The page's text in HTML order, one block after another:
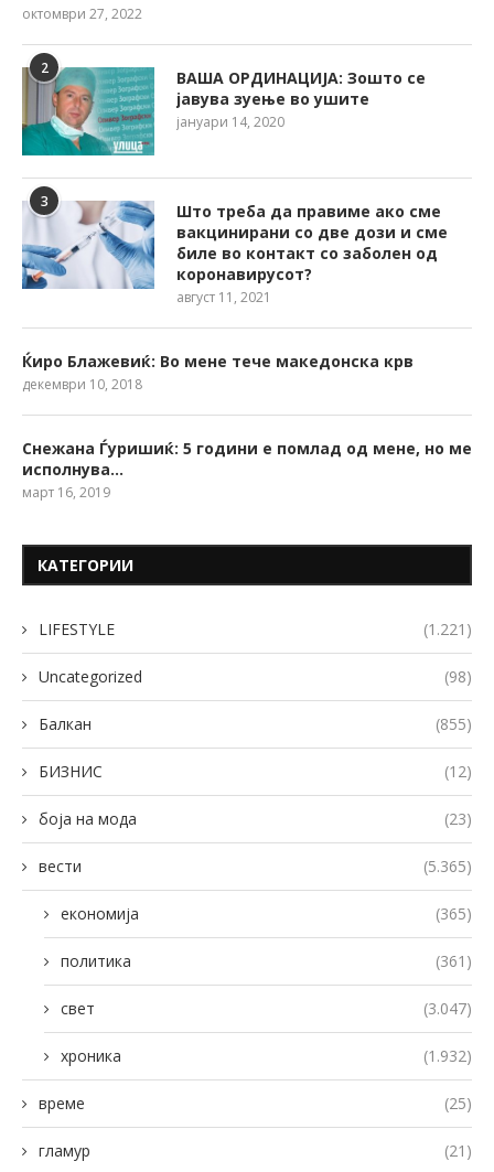
октомври 27, 2022
2
ВАША ОРДИНАЦИЈА: Зошто се
јавува зуење во ушите
јануари 14, 2020
3
Што треба да правиме ако сме
вакцинирани со две дози и сме
биле во контакт со заболен од
коронавирусот?
август 11, 2021
Ќиро Блажевиќ: Во мене тече македонска крв
декември 10, 2018
Снежана Ѓуришиќ: 5 години е помлад од мене, но ме
исполнува…
март 16, 2019
КАТЕГОРИИ
LIFESTYLE (1.221)
Uncategorized (98)
Балкан (855)
БИЗНИС (12)
боја на мода (23)
вести (5.365)
економија (365)
политика (361)
свет (3.047)
хроника (1.932)
време (25)
гламур (21)